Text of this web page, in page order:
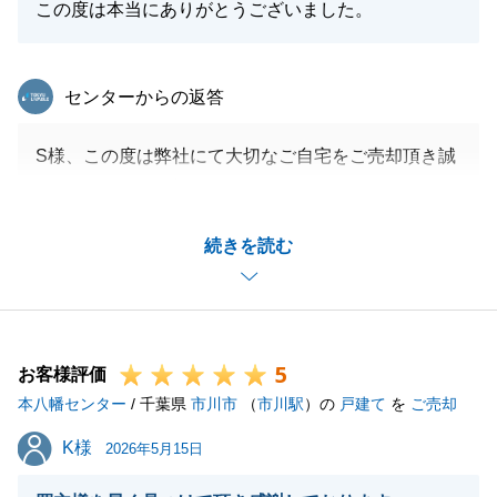
この度は本当にありがとうございました。
続きを読む
東急リバブル
センターからの返答
S様、この度は弊社にて大切なご自宅をご売却頂き誠
不安な想いもあったかと思いますが多岐にわたりご協
力を頂いたおかげで無事にご成約・お引渡しまで迎え
られたかと思います。
また、もったいないくらいの光栄なお言葉を頂き、営
業としても個人としても非常に嬉しく思います。
今後も何かお困りのことがございましたらいつでもご
連絡を頂ければと思っております。
お客様評価 5
本八幡センター / 千葉県 市川市 （市川駅）の 戸建て を ご売却
K様
K様 2026年5月15日